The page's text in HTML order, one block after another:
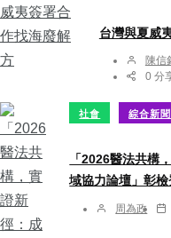
台灣與夏威
陳信
0 分
社會 綜合新聞
「2026醫法共構
域協力論壇」彰檢
周為政